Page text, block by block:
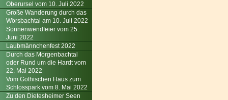
Oberursel vom 10. Juli 2022
Große Wanderung durch das
Wörsbachtal am 10. Juli 2022
Sonnenwendfeier vom 25.
Juni 2022
Laubmännchenfest 2022
Durch das Morgenbachtal
oder Rund um die Hardt vom
22. Mai 2022
Vom Gothischen Haus zum
Schlosspark vom 8. Mai 2022
Zu den Dietesheimer Seen